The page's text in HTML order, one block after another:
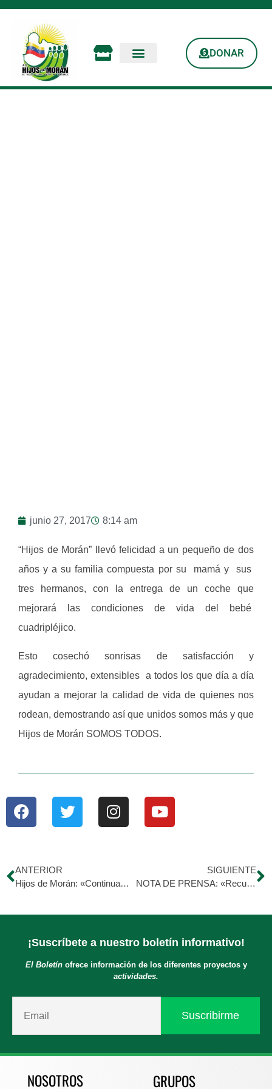
DONAR
junio 27, 2017 8:14 am
“Hijos de Morán” llevó felicidad a un pequeño de dos
años y a su familia compuesta por su mamá y sus
tres hermanos, con la entrega de un coche que
mejorará las condiciones de vida del bebé
cuadripléjico.
Esto cosechó sonrisas de satisfacción y
agradecimiento, extensibles a todos los que día a día
ayudan a mejorar la calidad de vida de quienes nos
rodean, demostrando así que unidos somos más y que
Hijos de Morán SOMOS TODOS.
ANTERIOR
Hijos de Morán: «Continuamos Limpiando y Llevando Vida al Hospital»
SIGUIENTE
NOTA DE PRENSA: «Recuperan áreas externas del Hospital Dr. Egidio Montesinos de El Tocuyo»
¡Suscríbete a nuestro boletín informativo!
El Boletínofrece información de los diferentes proyectos y
actividades.
NOSOTROS GRUPOS